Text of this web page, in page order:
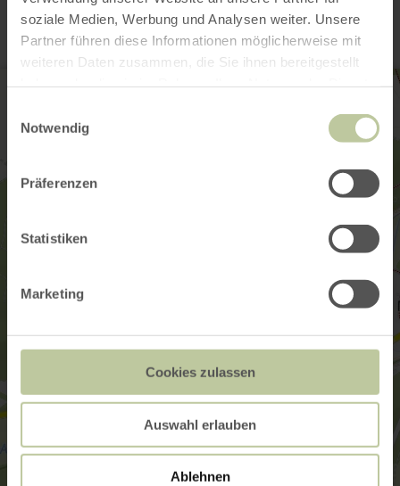
soziale Medien, Werbung und Analysen weiter. Unsere
Partner führen diese Informationen möglicherweise mit
weiteren Daten zusammen, die Sie ihnen bereitgestellt
Notwendig
Präferenzen
Statistiken
Marketing
Cookies zulassen
Auswahl erlauben
Ablehnen